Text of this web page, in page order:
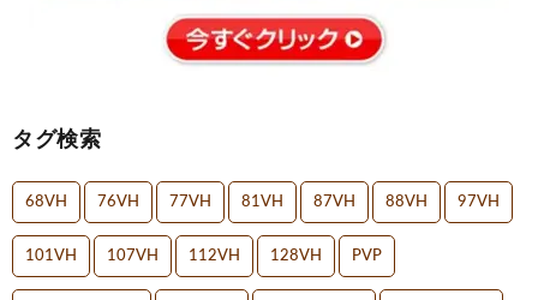
タグ検索
68VH 76VH 77VH 81VH 87VH 88VH 97VH
101VH 107VH 112VH 128VH PVP